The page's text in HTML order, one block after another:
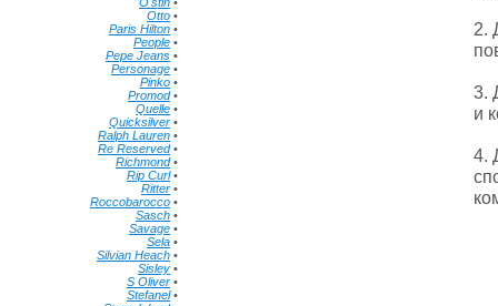
2.
3.
и
4.
Otto •
Paris Hilton •
People •
Pepe Jeans •
Personage •
Pinko •
Promod•
Quelle •
Quicksilver •
Ralph Lauren •
Re Reserved•
Richmond•
Rip Curl•
Ritter •
Roccobarocco •
Sasch •
Savage •
Sela •
Silvian Heach •
Sisley •
S Oliver •
Stefanel•